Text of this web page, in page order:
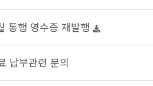
통행 영수증 재발행
납부관련 문의